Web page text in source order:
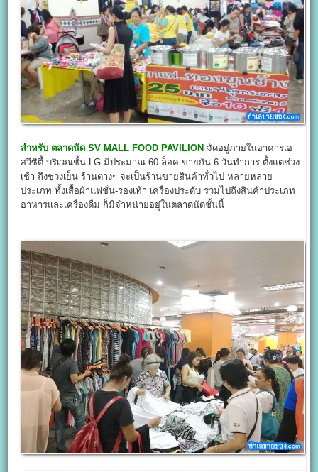
สำหรับ ตลาดนัด SV MALL FOOD PAVILION จัดอยู่ภายในอาคารเอ
สวีซิตี้ บริเวณชั้น LG มีประมาณ 60 ล็อค ขายกัน 6 วันทำการ ตั้งแต่ช่วง
เช้า-ถึงช่วงเย็น ร้านต่างๆ จะเป็นร้านขายสินค้าทั่วไป หลายหลาย
ประเภท ทั้งเสื้อผ้าแฟชั่น-รองเท้า เครื่องประดับ รวมไปถึงสินค้าประเภท
อาหารและเครื่องดื่ม ก็มีจำหน่ายอยู่ในตลาดนัดชั้นนี้